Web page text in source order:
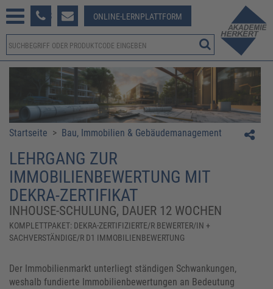
381-123 ONLINE-LERNPLATTFORM
Startseite > Bau, Immobilien & Gebäudemanagement
LEHRGANG ZUR
IMMOBILIENBEWERTUNG MIT
DEKRA-ZERTIFIKAT
INHOUSE-SCHULUNG, DAUER 12 WOCHEN
KOMPLETTPAKET: DEKRA-ZERTIFIZIERTE/R BEWERTER/IN +
SACHVERSTÄNDIGE/R D1 IMMOBILIENBEWERTUNG
Der Immobilienmarkt unterliegt ständigen Schwankungen,
weshalb fundierte Immobilienbewertungen an Bedeutung